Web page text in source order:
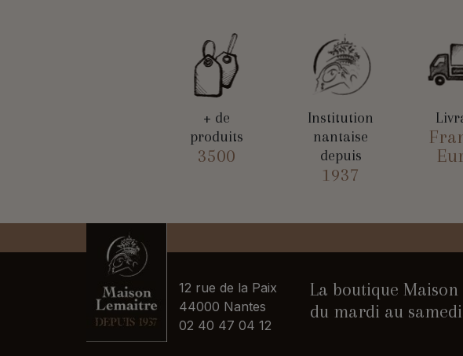
+ de
produits
3500
Institution
nantaise
depuis
1937
12 rue de la Paix
44000 Nantes
02 40 47 04 12
La boutique
du mardi au